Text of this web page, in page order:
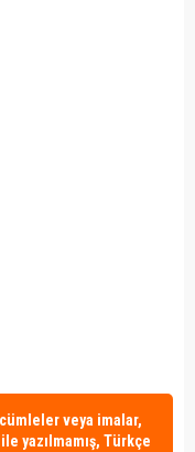
veya imalar,
yazılmamış, Türkçe